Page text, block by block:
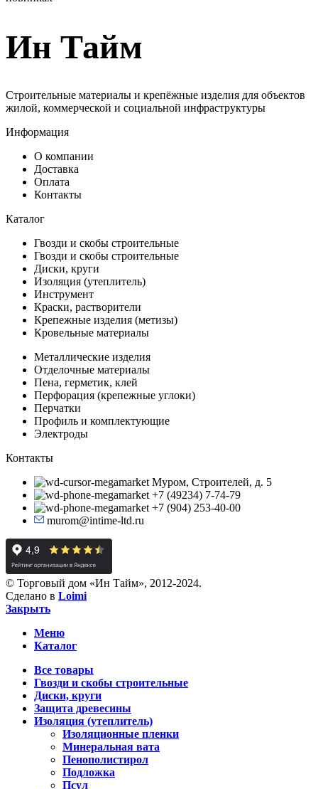
Ин Тайм
Строительные материалы и крепёжные изделия для объектов
жилой, коммерческой и социальной инфраструктуры
Информация
О компании
Доставка
Оплата
Контакты
Каталог
Гвозди и скобы строительные
Гвозди и скобы строительные
Диски, круги
Изоляция (утеплитель)
Инструмент
Краски, растворители
Крепежные изделия (метизы)
Кровельные материалы
Металлические изделия
Отделочные материалы
Пена, герметик, клей
Перфорация (крепежные углоки)
Перчатки
Профиль и комплектующие
Электроды
Контакты
Муром, Строителей, д. 5
+7 (49234) 7-74-79
+7 (904) 253-40-00
murom@intime-ltd.ru
© Торговый дом «Ин Тайм», 2012-2024.
Сделано в Loimi
Закрыть
Меню
Каталог
Все товары
Гвозди и скобы строительные
Диски, круги
Защита древесины
Изоляция (утеплитель)
Изоляционные пленки
Минеральная вата
Пенополистирол
Подложка
Псул